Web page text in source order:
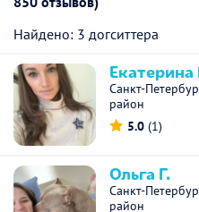
Найдено: 3 догситтера
Екатерина
Санкт-
район
5.0 (1)
Ольга Г.
Санкт-
район